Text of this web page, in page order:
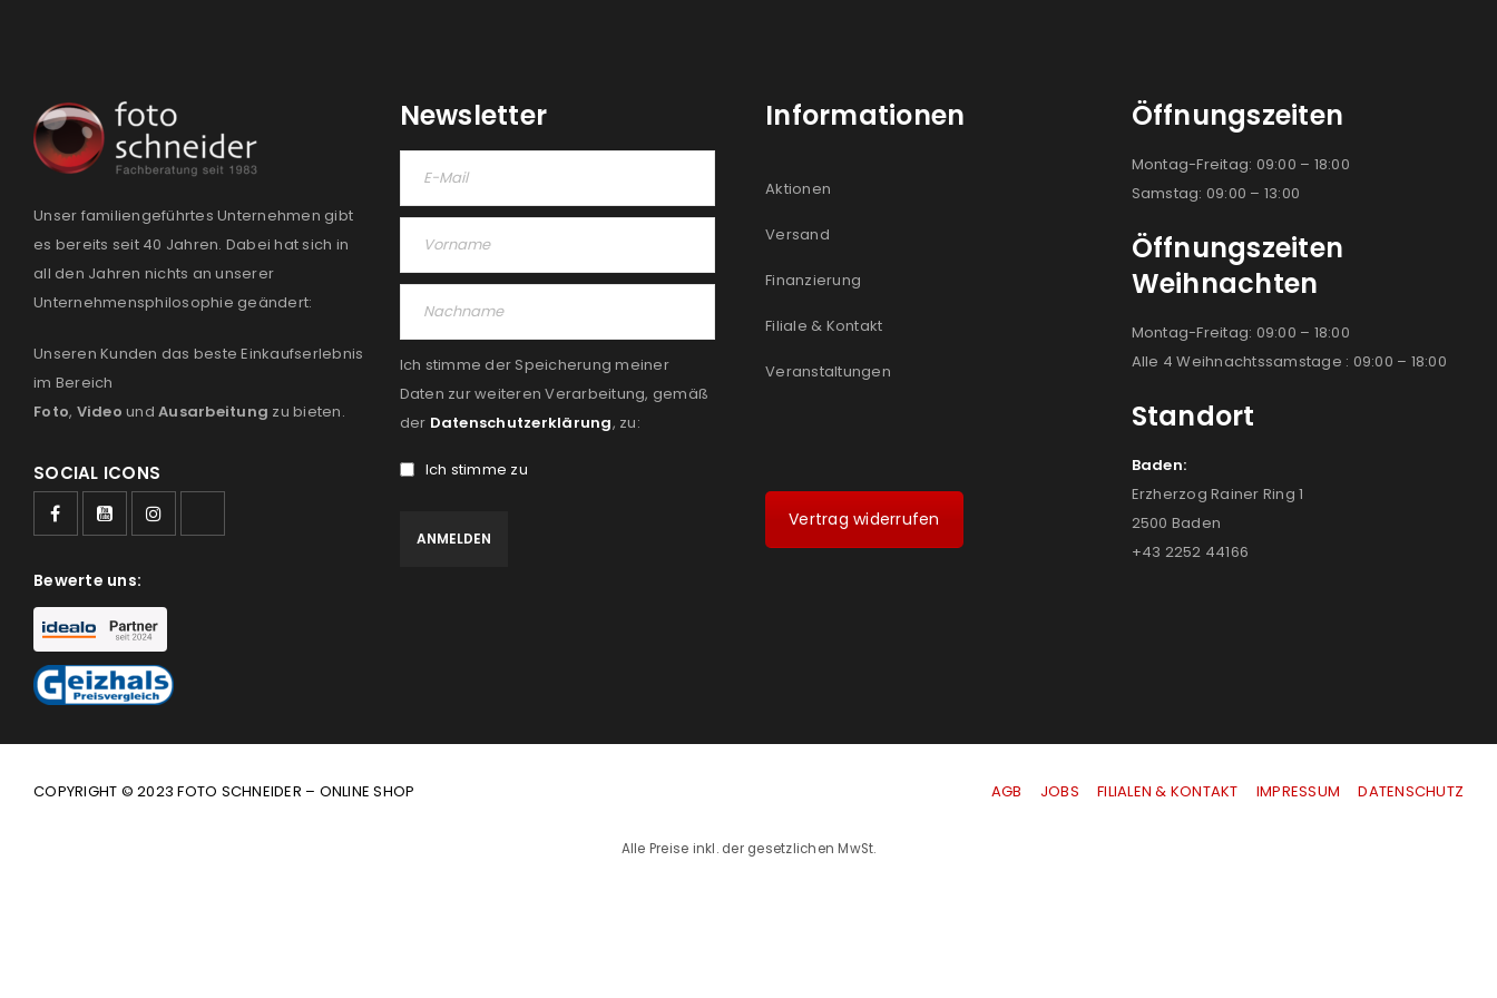
Unser familiengeführtes Unternehmen gibt
es bereits seit 40 Jahren. Dabei hat sich in
all den Jahren nichts an unserer
Unternehmensphilosophie geändert:
Unseren Kunden das beste Einkaufserlebnis
im Bereich
Foto, Video und Ausarbeitung zu bieten.
SOCIAL ICONS
Bewerte uns:
Newsletter
Ich stimme der Speicherung meiner
Daten zur weiteren Verarbeitung, gemäß
der Datenschutzerklärung, zu:
Ich stimme zu
Informationen
Aktionen
Versand
Finanzierung
Filiale & Kontakt
Veranstaltungen
Vertrag widerrufen
Öffnungszeiten
Montag-Freitag: 09:00 – 18:00
Samstag: 09:00 – 13:00
Öffnungszeiten
Weihnachten
Montag-Freitag: 09:00 – 18:00
Alle 4 Weihnachtssamstage : 09:00 – 18:00
Standort
Baden:
Erzherzog Rainer Ring 1
2500 Baden
+43 2252 44166
COPYRIGHT © 2023 FOTO SCHNEIDER – ONLINE SHOP AGB JOBS FILIALEN & KONTAKT IMPRESSUM |DATENSCHUTZ
Alle Preise inkl. der gesetzlichen MwSt.